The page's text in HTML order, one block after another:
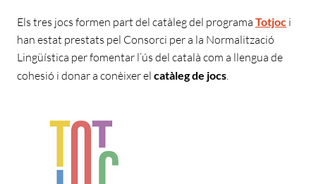
Els tres jocs formen part del catàleg del programa Totjoc i
han estat prestats pel Consorci per a la Normalització
Lingüística per fomentar l’ús del català com a llengua de
cohesió i donar a conèixer el catàleg de jocs.